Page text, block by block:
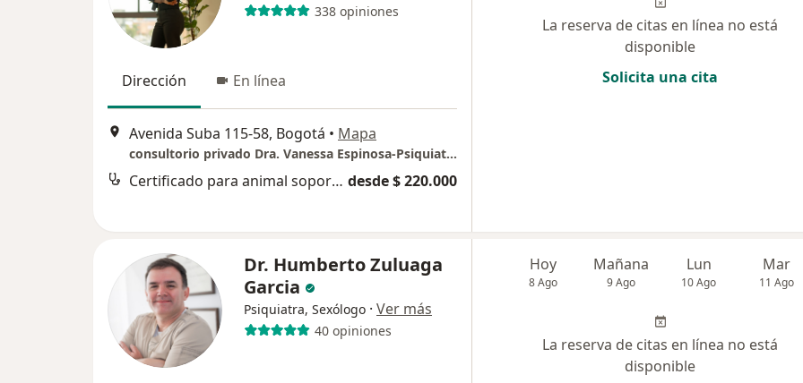
338 opiniones
Dirección En línea
Avenida Suba 115-58, Bogotá • Mapa
consultorio privado Dra. Vanessa Espinosa-Psiquiatra (torre C consultorio 413)
Certificado para animal soporte emocional de viaje desde $ 220.000
La reserva de citas en línea no está
disponible
Solicita una cita
Dr. Humberto Zuluaga
Garcia
Psiquiatra, Sexólogo · Ver más
40 opiniones
Hoy
8 Ago
Mañana
9 Ago
Lun
10 Ago
Mar
11 Ago
La reserva de citas en línea no está
disponible